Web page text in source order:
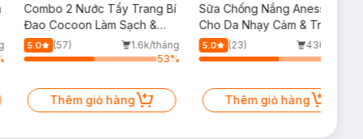
Combo 2 Nước Tẩy Trang Bí
Đao Cocoon Làm Sạch &
Giảm Dầu 500ml
5.0 (57)
1.6k/tháng
53%
Thêm giỏ hàng
Sữa Chống Nắng Anessa
Cho Da Nhạy Cảm & Trẻ Em
60ml (Mới)
5.0 (23)
436/tháng
Thêm giỏ hàng